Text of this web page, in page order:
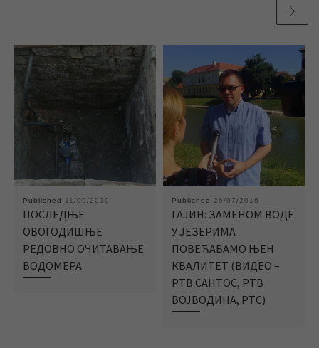
Published 11/09/2019
ПОСЛЕДЊЕ
ОВОГОДИШЊЕ
РЕДОВНО ОЧИТАВАЊЕ
ВОДОМЕРА
Published 26/07/2016
ГАЈИН: ЗАМЕНОМ ВОДЕ
У ЈЕЗЕРИМА
ПОВЕЋАВАМО ЊЕН
КВАЛИТЕТ (ВИДЕО –
РТВ САНТОС, РТВ
ВОЈВОДИНА, РТС)